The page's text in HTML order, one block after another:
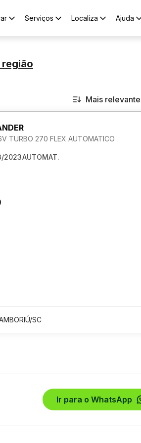
Serviços Localiza Ajuda
região
Mais
TURBO 270 FLEX AUTOMATICO
2023AUTOMAT.
SC
Ir para o WhatsApp